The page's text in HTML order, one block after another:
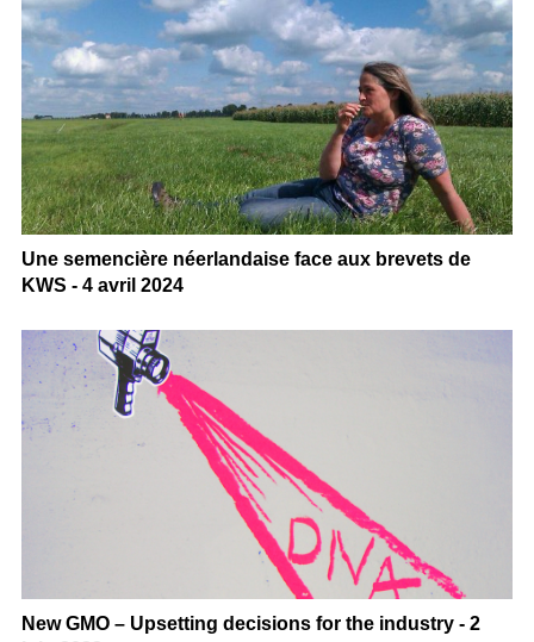
Une semencière néerlandaise face aux brevets de
KWS - 4 avril 2024
New GMO – Upsetting decisions for the industry - 2